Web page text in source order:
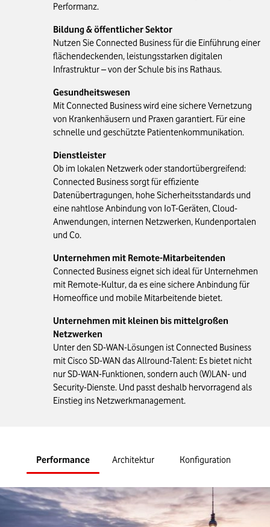
Performanz.
Bildung & öffentlicher Sektor
Nutzen Sie Connected Business für die Einführung einer
flächendeckenden, leistungsstarken digitalen
Infrastruktur – von der Schule bis ins Rathaus.
Gesundheitswesen
Mit Connected Business wird eine sichere Vernetzung
von Krankenhäusern und Praxen garantiert. Für eine
schnelle und geschützte Patientenkommunikation.
Dienstleister
Ob im lokalen Netzwerk oder standortübergreifend:
Connected Business sorgt für effiziente
Datenübertragungen, hohe Sicherheitsstandards und
eine nahtlose Anbindung von IoT-Geräten, Cloud-
Anwendungen, internen Netzwerken, Kundenportalen
und Co.
Unternehmen mit Remote-Mitarbeitenden
Connected Business eignet sich ideal für Unternehmen
mit Remote-Kultur, da es eine sichere Anbindung für
Homeoffice und mobile Mitarbeitende bietet.
Unternehmen mit kleinen bis mittelgroßen
Netzwerken
Unter den SD-WAN-Lösungen ist Connected Business
mit Cisco SD-WAN das Allround-Talent: Es bietet nicht
nur SD-WAN-Funktionen, sondern auch (W)LAN- und
Security-Dienste. Und passt deshalb hervorragend als
Einstieg ins Netzwerkmanagement.
Performance Architektur Konfiguration